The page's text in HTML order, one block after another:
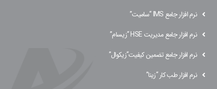
نرم افزار جامع IMS “سامیت”
نرم افزار جامع مدیریت HSE “زیسام”
نرم افزار جامع تضمین کیفیت“زیکوال”
نرم افزار طب کار “زینا”